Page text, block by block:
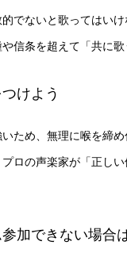
でないと歌ってはい
信条を超えて「共に
けよう
ため、無理に喉を締
ロの声楽家が「正し
加できない場合